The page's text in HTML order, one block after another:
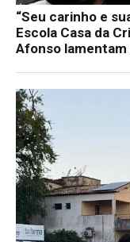
“Seu carinho e
Escola Casa da
Afonso